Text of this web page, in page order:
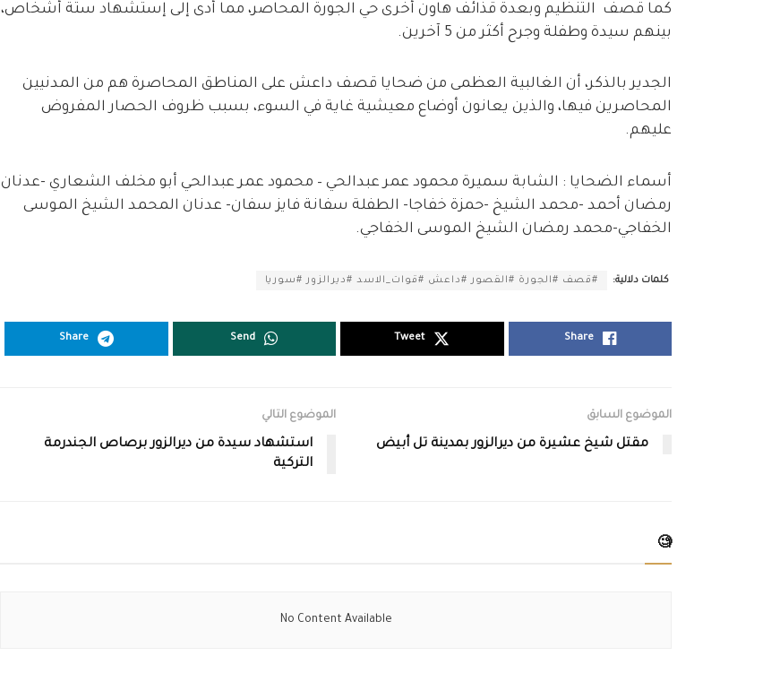
كما قصف التنظيم وبعدة قذائف هاون أخرى حي الجورة المحاصر، مما أدى إلى إستشهاد ستة أشخاص،
بينهم سيدة وطفلة وجرح أكثر من 5 آخرين.
الجدير بالذكر، أن الغالبية العظمى من ضحايا قصف داعش على المناطق المحاصرة هم من المدنيين
المحاصرين فيها، والذين يعانون أوضاع معيشية غاية في السوء، بسبب ظروف الحصار المفروض
عليهم.
أسماء الضحايا : الشابة سميرة محمود عمر عبدالحي – محمود عمر عبدالحي أبو مخلف الشعاري -عدنان
رمضان أحمد -محمد الشيخ -حمزة خفاجا- الطفلة سفانة فايز سفان- عدنان المحمد الشيخ الموسى
الخفاجي-محمد رمضان الشيخ الموسى الخفاجي.
كلمات دلالية: #قصف #الجورة #القصور #داعش #قوات_الاسد #ديرالزور #سوريا
Share
Tweet
Send
Share
الموضوع السابق
مقتل شيخ عشيرة من ديرالزور بمدينة تل أبيض
الموضوع التالي
استشهاد سيدة من ديرالزور برصاص الجندرمة
التركية
🧐
No Content Available